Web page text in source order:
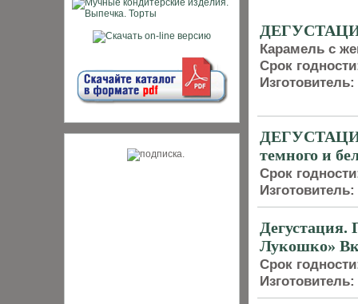
Карамель с
Срок
Изготовитель:
темного и
Срок
Изготовитель:
Лукошко»
Срок
Изготовитель: